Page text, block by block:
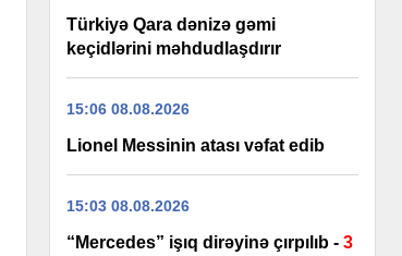
Türkiyə Qara dənizə gəmi
keçidlərini məhdudlaşdırır
15:06 08.08.2026
Lionel Messinin atası vəfat edib
15:03 08.08.2026
“Mercedes” işıq dirəyinə çırpılıb - 3